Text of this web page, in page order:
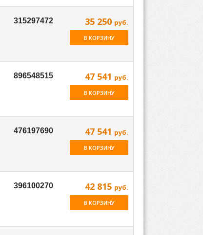
35 250 руб.
В КОРЗИНУ
47 541 руб.
В КОРЗИНУ
47 541 руб.
В КОРЗИНУ
42 815 руб.
В КОРЗИНУ